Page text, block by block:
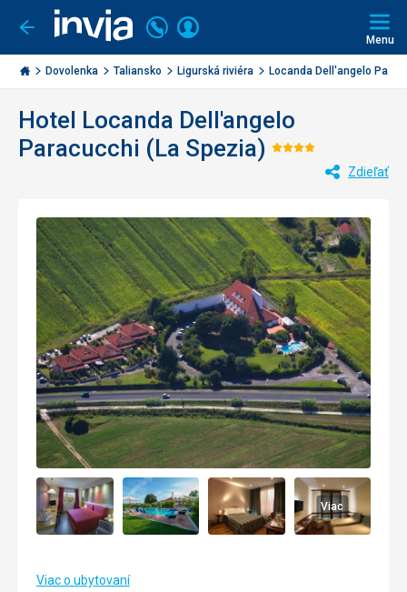
Ísť
späť
Invia.sk
Volajte
+421
2
3221
Prihlásiť
Menu
Dovolenka Taliansko Ligurská riviéra Locanda Dell'angelo Pa...
Hotel Locanda Dell'angelo
Paracucchi (La Spezia) Hodnotenie:
Zdieľať
Viac
Viac o ubytovaní